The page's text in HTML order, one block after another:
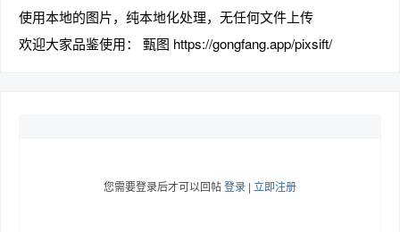
使用本地的图片，纯本地化处理，无任何文件上传
欢迎大家品鉴使用： 甄图 https://gongfang.app/pixsift/
您需要登录后才可以回帖登录 | 立即注册